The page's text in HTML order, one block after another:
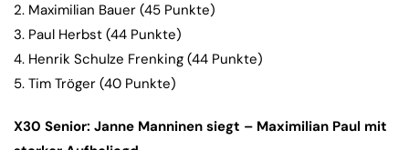
2. Maximilian Bauer (45 Punkte)
3. Paul Herbst (44 Punkte)
4. Henrik Schulze Frenking (44 Punkte)
5. Tim Tröger (40 Punkte)
X30 Senior: Janne Manninen siegt – Maximilian Paul mit